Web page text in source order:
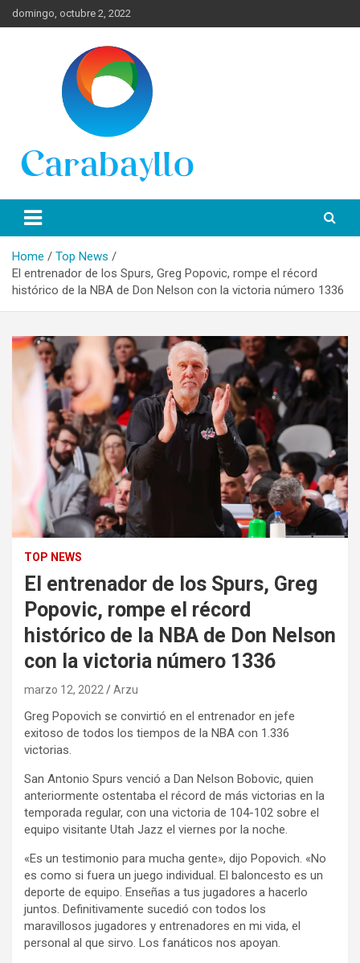
Skip
to
domingo, octubre 2, 2022
Portal de Lima Norte y
Carabayllo
información turística en español de toda España.
Home
Top News
El entrenador de los Spurs, Greg Popovic, rompe el récord
histórico de la NBA de Don Nelson con la victoria número 1336
TOP NEWS
El entrenador de los Spurs, Greg
Popovic, rompe el récord
histórico de la NBA de Don Nelson
con la victoria número 1336
marzo 12, 2022 Arzu
Greg Popovich se convirtió en el entrenador en jefe
exitoso de todos los tiempos de la NBA con 1.336
victorias.
San Antonio Spurs venció a Dan Nelson Bobovic, quien
anteriormente ostentaba el récord de más victorias en la
temporada regular, con una victoria de 104-102 sobre el
equipo visitante Utah Jazz el viernes por la noche.
«Es un testimonio para mucha gente», dijo Popovich. «No
es como si fuera un juego individual. El baloncesto es un
deporte de equipo. Enseñas a tus jugadores a hacerlo
juntos. Definitivamente sucedió con todos los
maravillosos jugadores y entrenadores en mi vida, el
personal al que sirvo. Los fanáticos nos apoyan.